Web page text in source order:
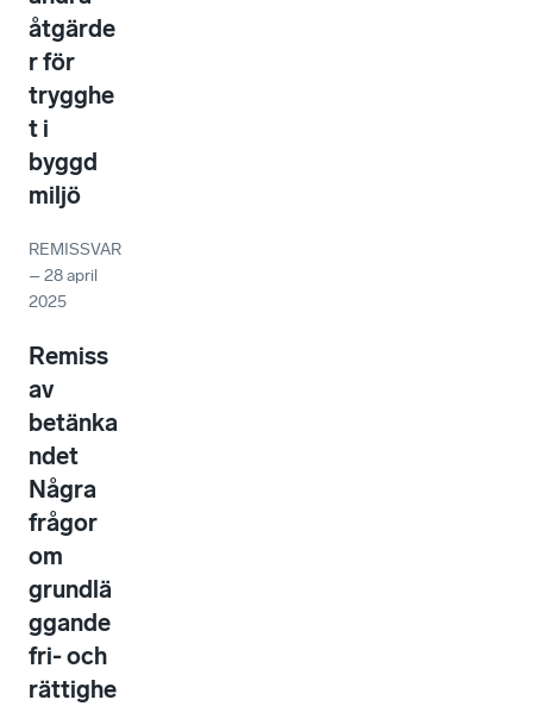
åtgärde
r för
trygghe
t i
byggd
miljö
REMISSVAR
–28 april
2025
Remiss
av
betänka
ndet
Några
frågor
om
grundlä
ggande
fri- och
rättighe